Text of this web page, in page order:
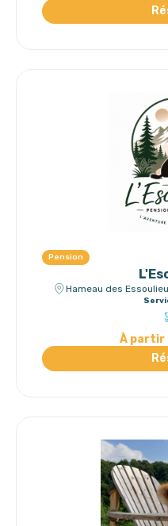
Pension
Hameau des
À partir